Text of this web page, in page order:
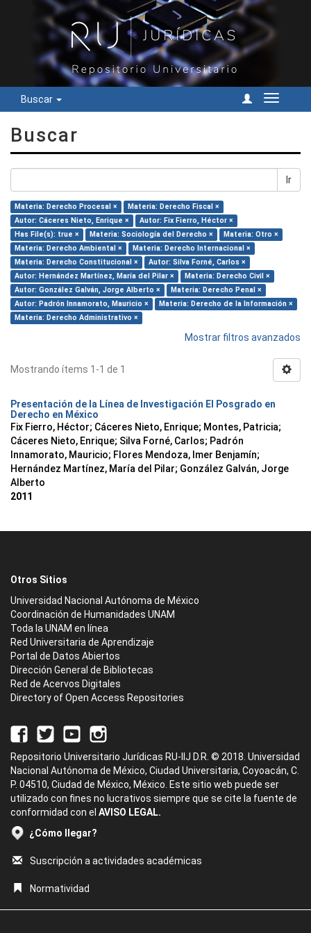
Buscar
Cambiar
Buscar
Ir
Materia: Derecho Procesal ×
Materia: Derecho Fiscal ×
Autor: Cáceres Nieto, Enrique ×
Autor: Fix Fierro, Héctor ×
Has File(s): true ×
Materia: Sociología del Derecho ×
Materia: Otro ×
Materia: Derecho Ambiental ×
Materia: Derecho Internacional ×
Materia: Derecho Constitucional ×
Autor: Silva Forné, Carlos ×
Autor: Hernández Martínez, María del Pilar ×
Materia: Derecho Civil ×
Autor: González Galván, Jorge Alberto ×
Materia: Derecho Penal ×
Autor: Padrón Innamorato, Mauricio ×
Materia: Derecho de la Información ×
Materia: Derecho Administrativo ×
Mostrar filtros avanzados
Mostrando ítems 1-1 de 1
Presentación de la Línea de Investigación El Posgrado en
Derecho en México
Fix Fierro, Héctor; Cáceres Nieto, Enrique; Montes, Patricia;
Cáceres Nieto, Enrique; Silva Forné, Carlos; Padrón
Innamorato, Mauricio; Flores Mendoza, Imer Benjamín;
Hernández Martínez, María del Pilar; González Galván, Jorge
Alberto
2011
Otros Sitios
Universidad Nacional Autónoma de México
Coordinación de Humanidades UNAM
Toda la UNAM en línea
Red Universitaria de Aprendizaje
Portal de Datos Abiertos
Dirección General de Bibliotecas
Red de Acervos Digitales
Directory of Open Access Repositories
Repositorio Universitario Jurídicas RU-IIJ D.R. © 2018. Universidad
Nacional Autónoma de México, Ciudad Universitaria, Coyoacán, C.
P. 04510, Ciudad de México, México. Este sitio web puede ser
utilizado con fines no lucrativos siempre que se cite la fuente de
conformidad con el AVISO LEGAL.
¿Cómo llegar?
Suscripción a actividades académicas
Normatividad